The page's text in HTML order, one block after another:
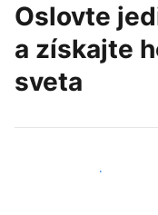
Oslovte
a získajte
sveta
Osloviť nových